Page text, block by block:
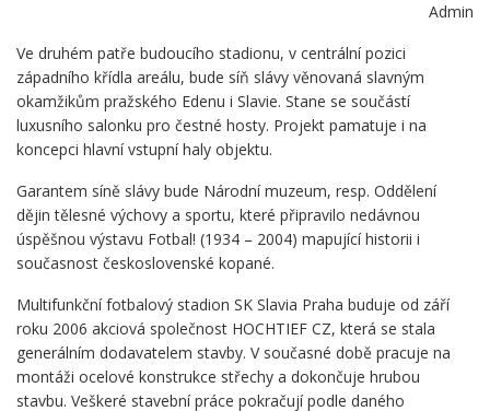
Admin
Ve druhém patře budoucího stadionu, v centrální pozici
západního křídla areálu, bude síň slávy věnovaná slavným
okamžikům pražského Edenu i Slavie. Stane se součástí
luxusního salonku pro čestné hosty. Projekt pamatuje i na
koncepci hlavní vstupní haly objektu.
Garantem síně slávy bude Národní muzeum, resp. Oddělení
dějin tělesné výchovy a sportu, které připravilo nedávnou
úspěšnou výstavu Fotbal! (1934 – 2004) mapující historii i
současnost československé kopané.
Multifunkční fotbalový stadion SK Slavia Praha buduje od září
roku 2006 akciová společnost HOCHTIEF CZ, která se stala
generálním dodavatelem stavby. V současné době pracuje na
montáži ocelové konstrukce střechy a dokončuje hrubou
stavbu. Veškeré stavební práce pokračují podle daného